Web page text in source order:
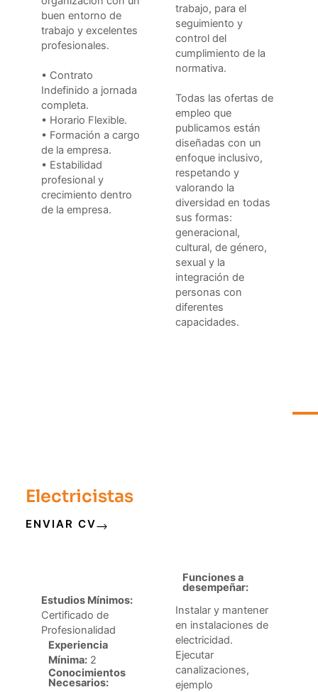
buen entorno de
trabajo y excelentes
profesionales.
• Contrato
Indefinido a jornada
completa.
• Horario Flexible.
• Formación a cargo
de la empresa.
• Estabilidad
profesional y
crecimiento dentro
de la empresa.
trabajo, para el
seguimiento y
control del
cumplimiento de la
normativa.
Todas las ofertas de
empleo que
publicamos están
diseñadas con un
enfoque inclusivo,
respetando y
valorando la
diversidad en todas
sus formas:
generacional,
cultural, de género,
sexual y la
integración de
personas con
diferentes
capacidades.
Electricistas
ENVIAR CV
Estudios Mínimos:
Certificado de
Profesionalidad
Experiencia
Mínima: 2
Conocimientos
Necesarios:
Funciones a
desempeñar:
Instalar y mantener
en instalaciones de
electricidad.
Ejecutar
canalizaciones,
ejemplo